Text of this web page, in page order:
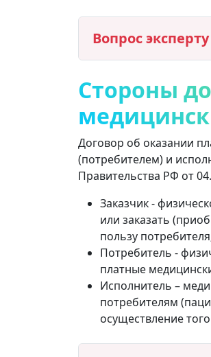
Вопрос эксперту
Стороны
Договор об оказании
(потребителем) и
Правительства РФ от
Заказчик -
или заказать
пользу
Потребитель -
платные
Исполнитель –
потребителям
осуществление